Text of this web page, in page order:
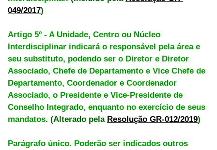
049/2017)
Artigo 5º - A Unidade, Centro ou Núcleo
Interdisciplinar indicará o responsável pela área e
seu substituto, podendo ser o Diretor e Diretor
Associado, Chefe de Departamento e Vice Chefe de
Departamento, Coordenador e Coordenador
Associado, o Presidente e Vice-Presidente de
Conselho Integrado, enquanto no exercício de seus
mandatos. (Alterado pela Resolução GR-012/2019)
Parágrafo único. Poderão ser indicados outros